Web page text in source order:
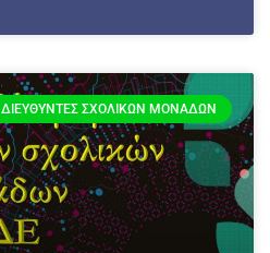
ΔΙΕΥΘΥΝΤΈΣ ΣΧΟΛΙΚΏΝ ΜΟΝΆΔΩΝ